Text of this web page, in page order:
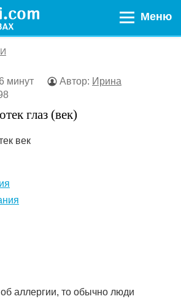
Меню
минут Автор: Ирина
глаз (век)
об аллергии, то обычно люди